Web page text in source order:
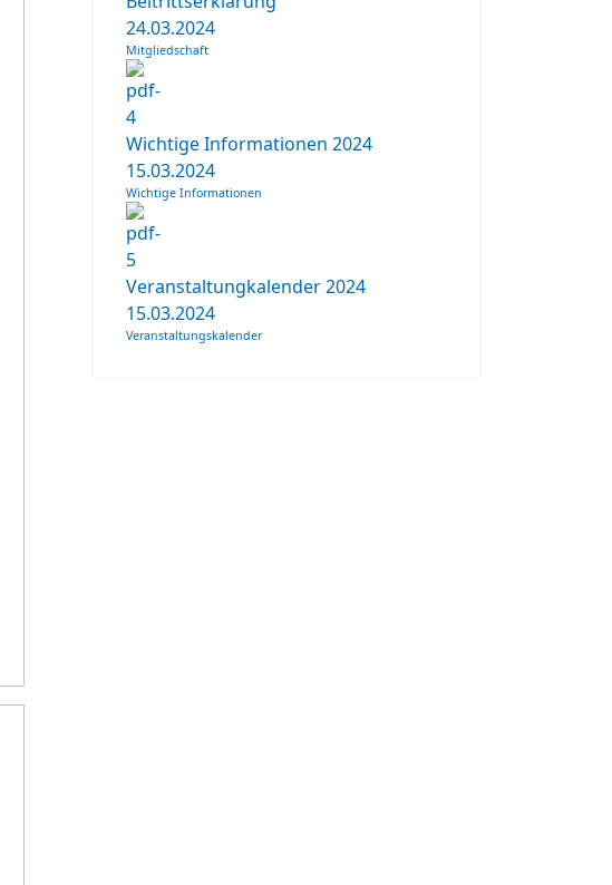
24.03.2024
Mitgliedschaft
Wichtige Informationen 2024
15.03.2024
Wichtige Informationen
Veranstaltungkalender 2024
15.03.2024
Veranstaltungskalender